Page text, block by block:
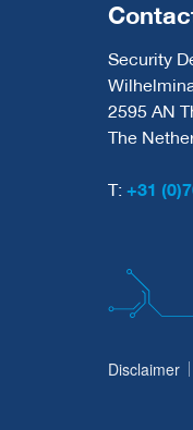
Security
2595 AN
The
T: +31
Disclaimer